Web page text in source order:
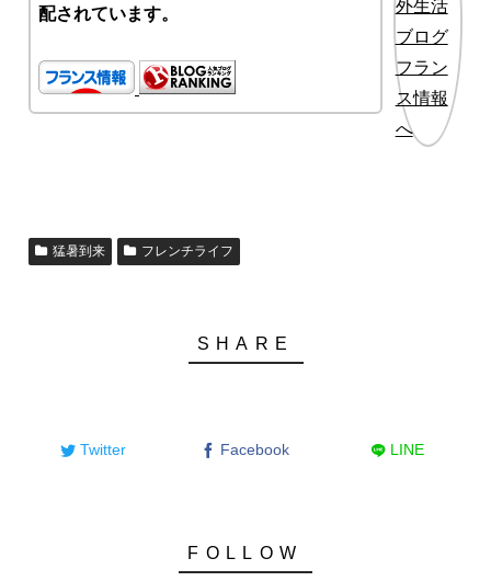
配されています。
猛暑到来 フレンチライフ
Twitter Facebook LINE